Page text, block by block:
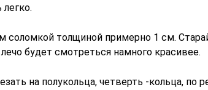
соломкой толщиной примерно 1 см.
будет смотреться намного красивее.
на полукольца, четверть -кольца, по